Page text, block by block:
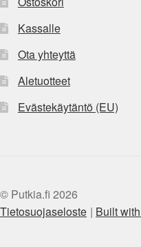
Kassalle
Ota yhteyttä
Aletuotteet
Evästekäytäntö (EU)
© Putkia.fi 2026
Tietosuojaseloste
Built